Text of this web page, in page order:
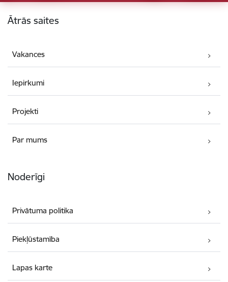
Kājene
Ātrās saites
Vakances
Iepirkumi
Projekti
Par mums
Noderīgi
Privātuma politika
Piekļūstamība
Lapas karte